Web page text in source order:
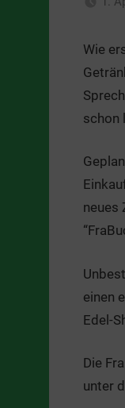
Wie
schon
neues
einen
Edel-
Die
unter